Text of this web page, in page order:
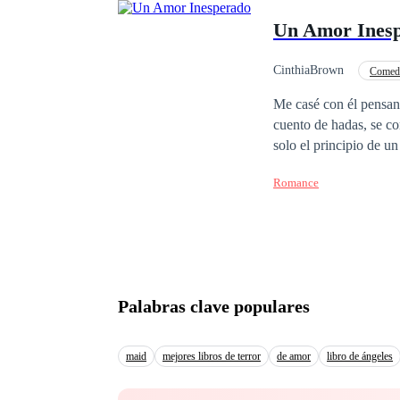
acechando a Mathew
entre el miedo y la
contrapuestos por el
vuelve una montaña
Un Amor
CinthiaBrown
Me casé con él
cuento de hadas, se
solo el principio de
familiar, un contrato
Romance
Palabras clave populares
maid mejores libros de terror de amor libro de ángeles